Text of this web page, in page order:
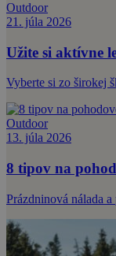
Outdoor
21. júla 2026
Užite si aktívne
Vyberte si zo širokej
Outdoor
13. júla 2026
8 tipov na
Prázdninová nálada